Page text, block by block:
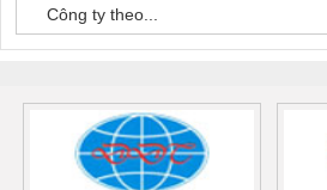
Công ty theo...